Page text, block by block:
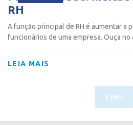
RH
A função principal de RH é aumentar a
funcionários de uma empresa. Ouça no
LEIA MAIS
FIM!